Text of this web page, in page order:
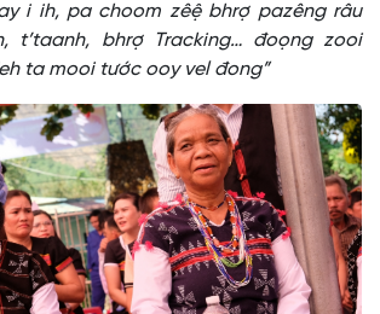
i ih, pa choom zêệ bhrợ pazêng râu
t’taanh, bhrợ Tracking… đoọng zooi
ta mooi tước ooy vel đong”